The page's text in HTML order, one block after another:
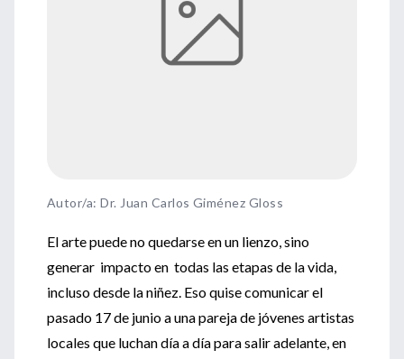
Autor/a: Dr. Juan Carlos Giménez Gloss
El arte puede no quedarse en un lienzo, sino
generar impacto en todas las etapas de la vida,
incluso desde la niñez. Eso quise comunicar el
pasado 17 de junio a una pareja de jóvenes artistas
locales que luchan día a día para salir adelante, en